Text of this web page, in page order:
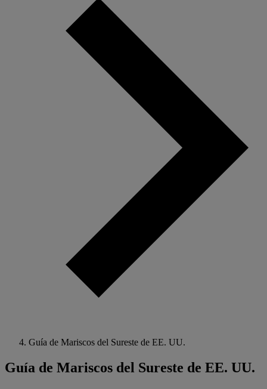
Guía de Mariscos del Sureste de EE. UU.
Guía de Mariscos del Sureste de EE. UU.